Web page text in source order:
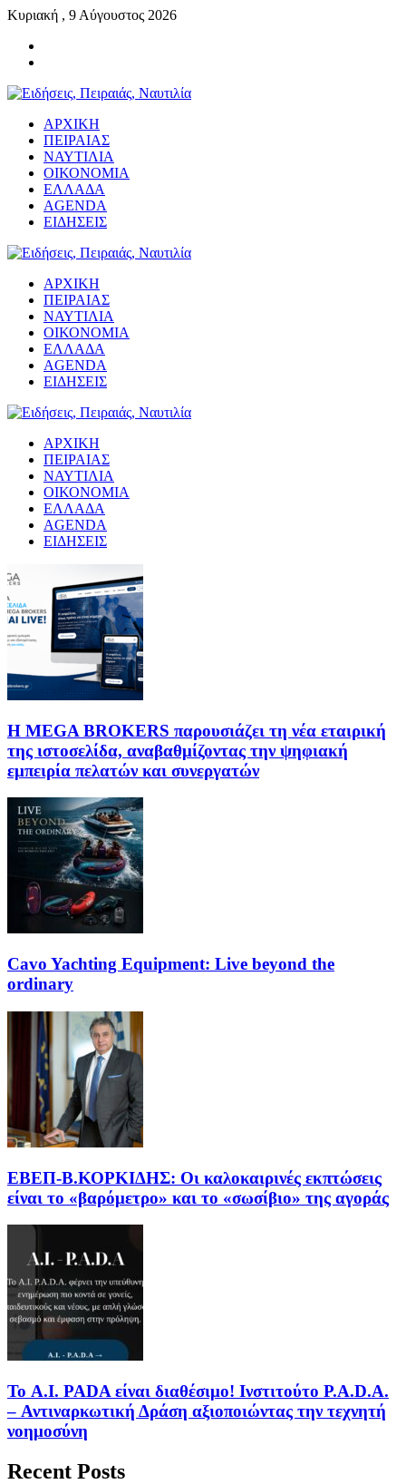
Κυριακή , 9 Αύγουστος 2026
ΑΡΧΙΚΗ
ΠΕΙΡΑΙΑΣ
ΝΑΥΤΙΛΙΑ
ΟΙΚΟΝΟΜΙΑ
ΕΛΛΑΔΑ
AGENDA
ΕΙΔΗΣΕΙΣ
ΑΡΧΙΚΗ
ΠΕΙΡΑΙΑΣ
ΝΑΥΤΙΛΙΑ
ΟΙΚΟΝΟΜΙΑ
ΕΛΛΑΔΑ
AGENDA
ΕΙΔΗΣΕΙΣ
ΑΡΧΙΚΗ
ΠΕΙΡΑΙΑΣ
ΝΑΥΤΙΛΙΑ
ΟΙΚΟΝΟΜΙΑ
ΕΛΛΑΔΑ
AGENDA
ΕΙΔΗΣΕΙΣ
Η MEGA BROKERS παρουσιάζει τη νέα εταιρική
της ιστοσελίδα, αναβαθμίζοντας την ψηφιακή
εμπειρία πελατών και συνεργατών
Cavo Yachting Equipment: Live beyond the
ordinary
EΒΕΠ-Β.ΚΟΡΚΙΔΗΣ: Οι καλοκαιρινές εκπτώσεις
είναι το «βαρόμετρο» και το «σωσίβιο» της αγοράς
Το A.I. PADA είναι διαθέσιμο! Ινστιτούτο P.A.D.A.
– Αντιναρκωτική Δράση αξιοποιώντας την τεχνητή
νοημοσύνη
Recent Posts